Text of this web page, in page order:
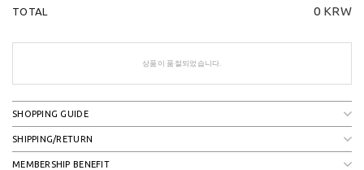
TOTAL 0 KRW
상품이 품절되었습니다.
SHOPPING GUIDE
SHIPPING/RETURN
MEMBERSHIP BENEFIT